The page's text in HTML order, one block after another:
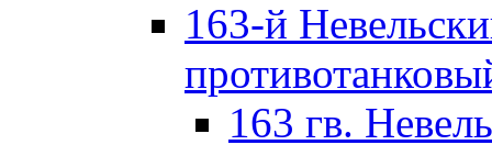
163-й
163 гв.